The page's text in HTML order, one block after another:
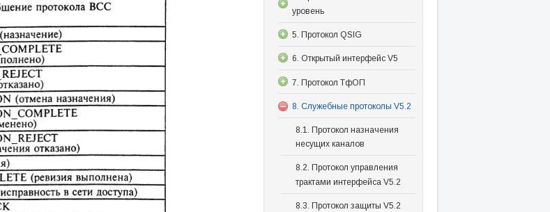
уровень
5. Протокол QSIG
6. Открытый интерфейс V5
7. Протокол ТфОП
8. Служебные протоколы V5.2
8.1. Протокол назначения
несущих каналов
8.2. Протокол управления
трактами интерфейса V5.2
8.3. Протокол защиты V5.2